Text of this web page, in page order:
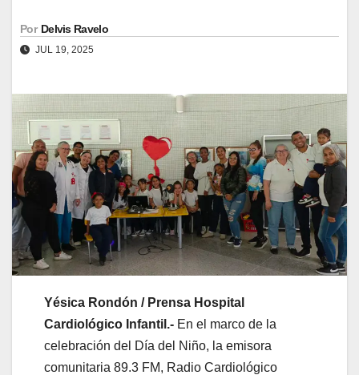
Por Delvis Ravelo
JUL 19, 2025
Yésica Rondón / Prensa Hospital
Cardiológico Infantil.- En el marco de la
celebración del Día del Niño, la emisora
comunitaria 89.3 FM, Radio Cardiológico